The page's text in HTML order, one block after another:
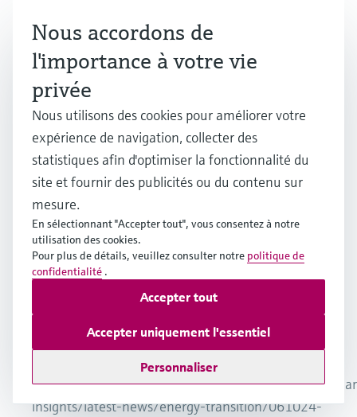
Découvrez comment la transition
vers l'hydrogène vert est en train
de façonner un avenir durable et
apprenez-en davantage sur les
différentes méthodes de
production d'hydrogène et sur les
considérations environnementales.
par les
fossile
plus sur
https://www.spglobal.com/commodityinsights/en/
insights/latest-news/energy-transition/061024-
Nous accordons de
l'importance à votre vie
privée
Nous utilisons des cookies pour améliorer votre
expérience de navigation, collecter des
statistiques afin d'optimiser la fonctionnalité du
site et fournir des publicités ou du contenu sur
mesure.
En sélectionnant "Accepter tout", vous consentez à notre
utilisation des cookies.
Pour plus de détails, veuillez consulter notre politique de
confidentialité .
Personnaliser
Accepter uniquement l'essentiel
Accepter tout